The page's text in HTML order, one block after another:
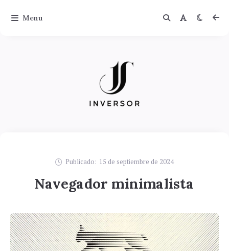
Publicado: 15 de septiembre de 2024
Navegador minimalista
Menu